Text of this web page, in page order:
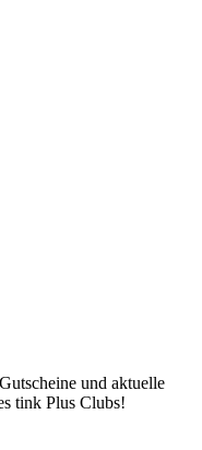
und aktuelle
tink Plus Clubs!